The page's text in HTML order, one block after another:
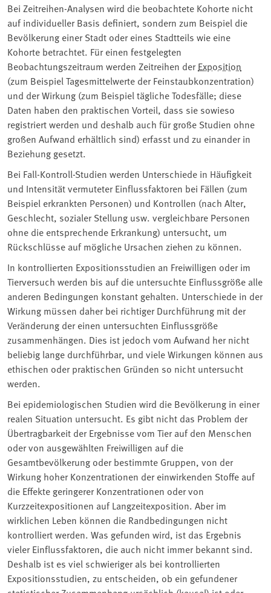
Bei Zeitreihen-Analysen wird die beobachtete Kohorte nicht
auf individueller Basis definiert, sondern zum Beispiel die
Bevölkerung einer Stadt oder eines Stadtteils wie eine
Kohorte betrachtet. Für einen festgelegten
Beobachtungszeitraum werden Zeitreihen derExposition
(zum Beispiel Tagesmittelwerte der Feinstaubkonzentration)
und der Wirkung (zum Beispiel tägliche Todesfälle; diese
Daten haben den praktischen Vorteil, dass sie sowieso
registriert werden und deshalb auch für große Studien ohne
großen Aufwand erhältlich sind) erfasst und zu einander in
Beziehung gesetzt.
Bei Fall-Kontroll-Studien werden Unterschiede in Häufigkeit
und Intensität vermuteter Einflussfaktoren bei Fällen (zum
Beispiel erkrankten Personen) und Kontrollen (nach Alter,
Geschlecht, sozialer Stellung usw. vergleichbare Personen
ohne die entsprechende Erkrankung) untersucht, um
Rückschlüsse auf mögliche Ursachen ziehen zu können.
In kontrollierten Expositionsstudien an Freiwilligen oder im
Tierversuch werden bis auf die untersuchte Einflussgröße alle
anderen Bedingungen konstant gehalten. Unterschiede in der
Wirkung müssen daher bei richtiger Durchführung mit der
Veränderung der einen untersuchten Einflussgröße
zusammenhängen. Dies ist jedoch vom Aufwand her nicht
beliebig lange durchführbar, und viele Wirkungen können aus
ethischen oder praktischen Gründen so nicht untersucht
werden.
Bei epidemiologischen Studien wird die Bevölkerung in einer
realen Situation untersucht. Es gibt nicht das Problem der
Übertragbarkeit der Ergebnisse vom Tier auf den Menschen
oder von ausgewählten Freiwilligen auf die
Gesamtbevölkerung oder bestimmte Gruppen, von der
Wirkung hoher Konzentrationen der einwirkenden Stoffe auf
die Effekte geringerer Konzentrationen oder von
Kurzzeitexpositionen auf Langzeitexposition. Aber im
wirklichen Leben können die Randbedingungen nicht
kontrolliert werden. Was gefunden wird, ist das Ergebnis
vieler Einflussfaktoren, die auch nicht immer bekannt sind.
Deshalb ist es viel schwieriger als bei kontrollierten
Expositionsstudien, zu entscheiden, ob ein gefundener